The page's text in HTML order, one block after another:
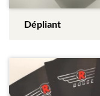
Dépliant